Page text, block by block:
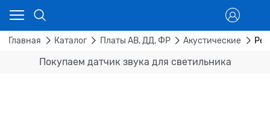
Главная Каталог Платы АВ, ДД, ФР Акустические
Покупаем датчик звука для светильника